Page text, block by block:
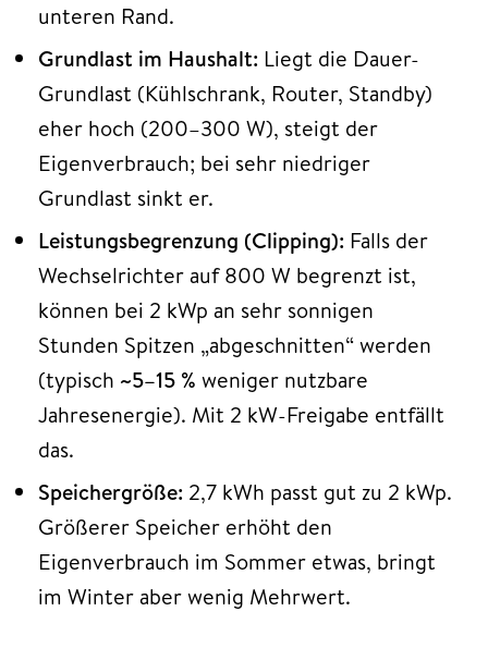
unteren Rand.
Grundlast im Haushalt: Liegt die Dauer-
Grundlast (Kühlschrank, Router, Standby)
eher hoch (200–300 W), steigt der
Eigenverbrauch; bei sehr niedriger
Grundlast sinkt er.
Leistungsbegrenzung (Clipping): Falls der
Wechselrichter auf 800 W begrenzt ist,
können bei 2 kWp an sehr sonnigen
Stunden Spitzen „abgeschnitten“ werden
(typisch ~5–15 % weniger nutzbare
Jahresenergie). Mit 2 kW-Freigabe entfällt
das.
Speichergröße: 2,7 kWh passt gut zu 2 kWp.
Größerer Speicher erhöht den
Eigenverbrauch im Sommer etwas, bringt
im Winter aber wenig Mehrwert.